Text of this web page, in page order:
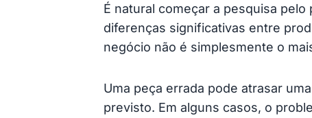
É natural começar a pesquisa
diferenças significativas entre
negócio não é simplesmente o
Uma peça errada pode atrasar
previsto. Em alguns casos, o